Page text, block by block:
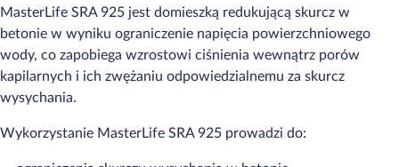
MasterLife SRA 925 jest domieszką redukującą skurcz w
betonie w wyniku ograniczenie napięcia powierzchniowego
wody, co zapobiega wzrostowi ciśnienia wewnątrz porów
kapilarnych i ich zwężaniu odpowiedzialnemu za skurcz
wysychania.
Wykorzystanie MasterLife SRA 925 prowadzi do: